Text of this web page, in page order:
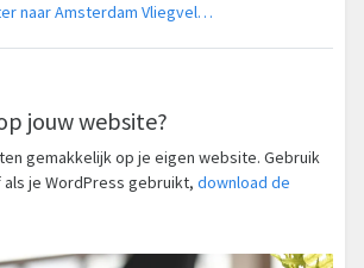
Politiehelikopter naar Amsterdam Vliegveld Schiphol
jouw website?
gemakkelijk op je eigen website. Gebruik
als je WordPress gebruikt, download de